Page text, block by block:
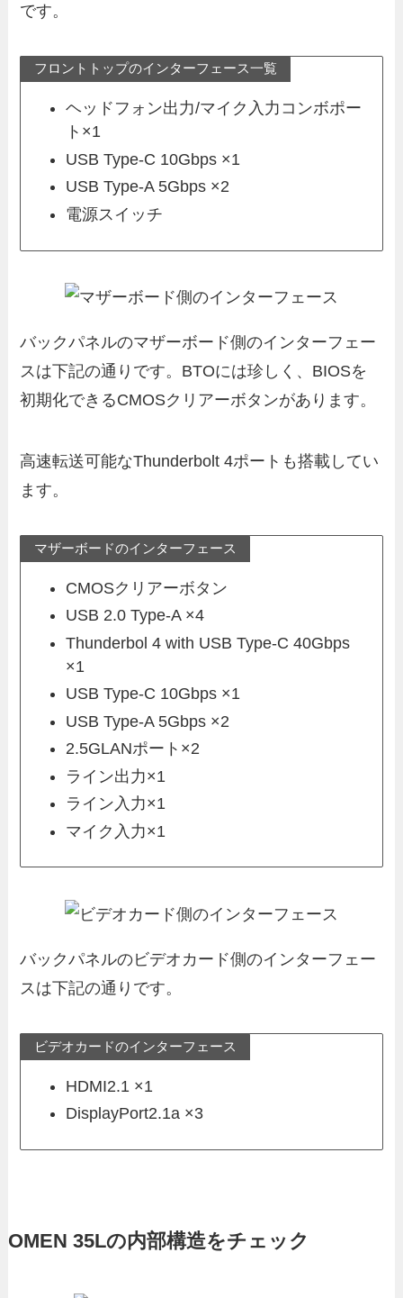
です。
フロントトップのインターフェース一覧
ヘッドフォン出力/マイク入力コンボポー
ト×1
USB Type-C 10Gbps ×1
USB Type-A 5Gbps ×2
電源スイッチ
バックパネルのマザーボード側のインターフェー
スは下記の通りです。BTOには珍しく、BIOSを
初期化できるCMOSクリアーボタンがあります。
高速転送可能なThunderbolt 4ポートも搭載してい
ます。
マザーボードのインターフェース
CMOSクリアーボタン
USB 2.0 Type-A ×4
Thunderbol 4 with USB Type-C 40Gbps
×1
USB Type-C 10Gbps ×1
USB Type-A 5Gbps ×2
2.5GLANポート×2
ライン出力×1
ライン入力×1
マイク入力×1
バックパネルのビデオカード側のインターフェー
スは下記の通りです。
ビデオカードのインターフェース
HDMI2.1 ×1
DisplayPort2.1a ×3
OMEN 35Lの内部構造をチェック